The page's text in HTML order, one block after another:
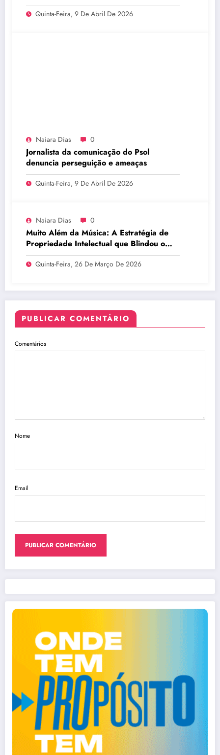
Quinta-Feira, 9 De Abril De 2026
Naiara Dias 0
Jornalista da comunicação do Psol
denuncia perseguição e ameaças
Quinta-Feira, 9 De Abril De 2026
Naiara Dias 0
Muito Além da Música: A Estratégia de
Propriedade Intelectual que Blindou o
Legado do BTS
Quinta-Feira, 26 De Março De 2026
PUBLICAR COMENTÁRIO
Comentários
Nome
Email